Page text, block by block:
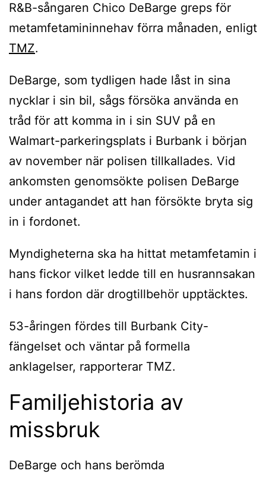
R&B-sångaren Chico DeBarge greps för
metamfetamininnehav förra månaden, enligt
TMZ.
DeBarge, som tydligen hade låst in sina
nycklar i sin bil, sågs försöka använda en
tråd för att komma in i sin SUV på en
Walmart-parkeringsplats i Burbank i början
av november när polisen tillkallades. Vid
ankomsten genomsökte polisen DeBarge
under antagandet att han försökte bryta sig
in i fordonet.
Myndigheterna ska ha hittat metamfetamin i
hans fickor vilket ledde till en husrannsakan
i hans fordon där drogtillbehör upptäcktes.
53-åringen fördes till Burbank City-
fängelset och väntar på formella
anklagelser, rapporterar TMZ.
Familjehistoria av
missbruk
DeBarge och hans berömda